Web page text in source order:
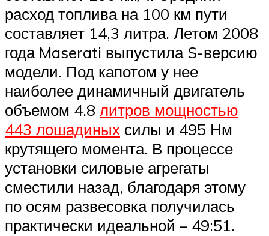
расход топлива на 100 км пути
составляет 14,3 литра. Летом 2008
года Maserati выпустила S-версию
модели. Под капотом у нее
наиболее динамичный двигатель
объемом 4.8 литров мощностью
443 лошадиных силы и 495 Нм
крутящего момента. В процессе
установки силовые агрегаты
сместили назад, благодаря этому
по осям развесовка получилась
практически идеальной – 49:51.